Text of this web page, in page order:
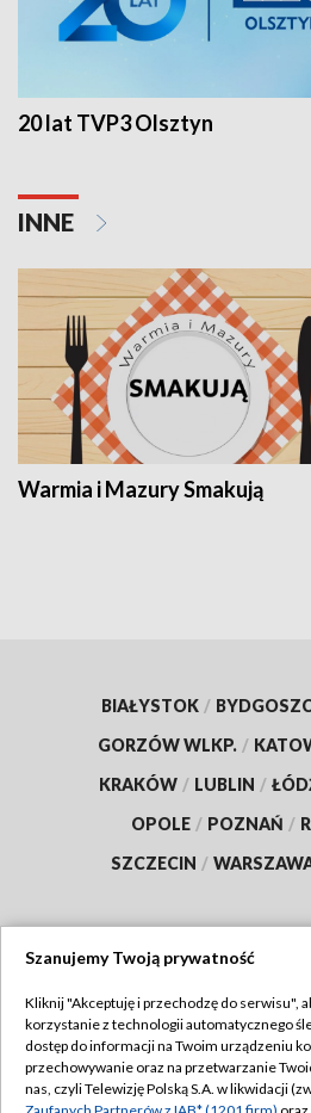
20 lat TVP3 Olsztyn
INNE
Warmia i Mazury Smakują
BIAŁYSTOK /
GORZÓW WLKP. /
KRAKÓW / LUBLIN /
OPOLE / POZNAŃ /
SZCZECIN /
TVP
Abonament TVP
Emisja w TVP
Regulamin
Szanujemy Twoją prywatność
Kliknij "Akceptuję i przechodzę do serwisu",
korzystanie z technologii automatycznego
dostęp do informacji na Twoim urządzeniu
przechowywanie oraz na przetwarzanie
nas, czyli Telewizję Polską S.A. w likwidacji